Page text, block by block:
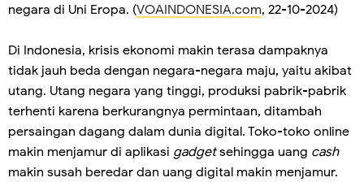
negara di Uni Eropa. (VOAINDONESIA.com, 22-10-2024)
Di Indonesia, krisis ekonomi makin terasa dampaknya
tidak jauh beda dengan negara-negara maju, yaitu akibat
utang. Utang negara yang tinggi, produksi pabrik-pabrik
terhenti karena berkurangnya permintaan, ditambah
persaingan dagang dalam dunia digital. Toko-toko online
makin menjamur di aplikasi gadgetsehingga uang cash
makin susah beredar dan uang digital makin menjamur.